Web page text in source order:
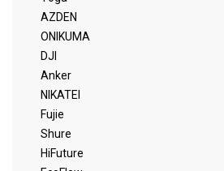
AZDEN
ONIKUMA
DJI
Anker
NIKATEI
Fujie
Shure
HiFuture